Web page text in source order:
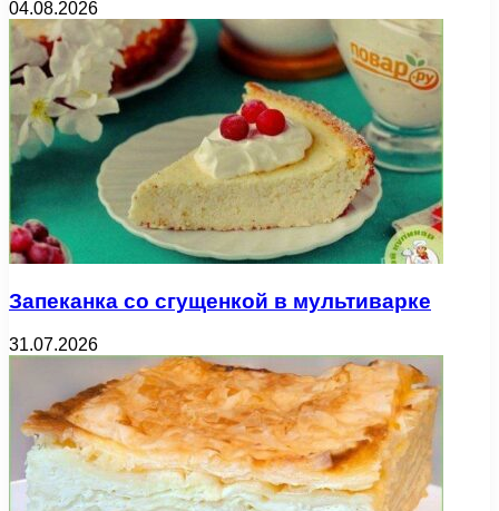
04.08.2026
Запеканка со сгущенкой в мультиварке
31.07.2026